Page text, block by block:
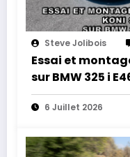
Steve Jolibois
Essai et
sur BMW 325 i
6 Juillet 2026